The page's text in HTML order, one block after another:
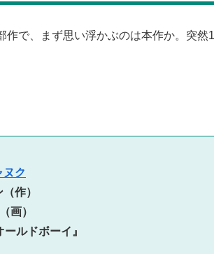
作で、まず思い浮かぶのは本作か。突然
分
ク
作）
画）